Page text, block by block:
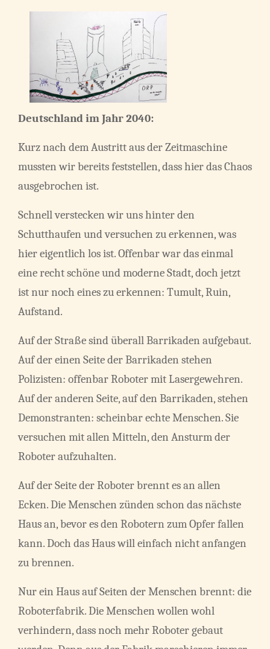
Deutschland im Jahr 2040:
Kurz nach dem Austritt aus der Zeitmaschine
mussten wir bereits feststellen, dass hier das Chaos
ausgebrochen ist.
Schnell verstecken wir uns hinter den
Schutthaufen und versuchen zu erkennen, was
hier eigentlich los ist. Offenbar war das einmal
eine recht schöne und moderne Stadt, doch jetzt
ist nur noch eines zu erkennen: Tumult, Ruin,
Aufstand.
Auf der Straße sind überall Barrikaden aufgebaut.
Auf der einen Seite der Barrikaden stehen
Polizisten: offenbar Roboter mit Lasergewehren.
Auf der anderen Seite, auf den Barrikaden, stehen
Demonstranten: scheinbar echte Menschen. Sie
versuchen mit allen Mitteln, den Ansturm der
Roboter aufzuhalten.
Auf der Seite der Roboter brennt es an allen
Ecken. Die Menschen zünden schon das nächste
Haus an, bevor es den Robotern zum Opfer fallen
kann. Doch das Haus will einfach nicht anfangen
zu brennen.
Nur ein Haus auf Seiten der Menschen brennt: die
Roboterfabrik. Die Menschen wollen wohl
verhindern, dass noch mehr Roboter gebaut